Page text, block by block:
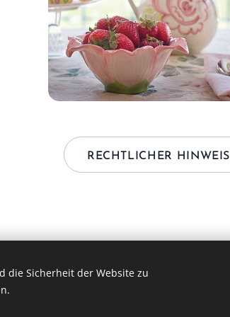
RECHTLICHER HINWEIS
die Sicherheit der Website zu